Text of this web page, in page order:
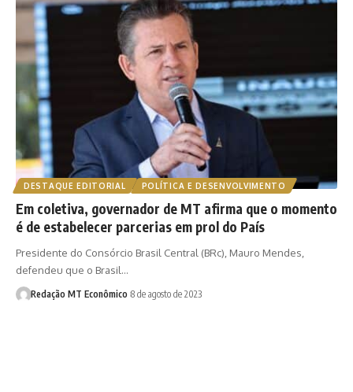
DESTAQUE EDITORIAL POLÍTICA E DESENVOLVIMENTO
Em coletiva, governador de MT afirma que o momento
é de estabelecer parcerias em prol do País
Presidente do Consórcio Brasil Central (BRc), Mauro Mendes,
defendeu que o Brasil…
Redação MT Econômico 8 de agosto de 2023